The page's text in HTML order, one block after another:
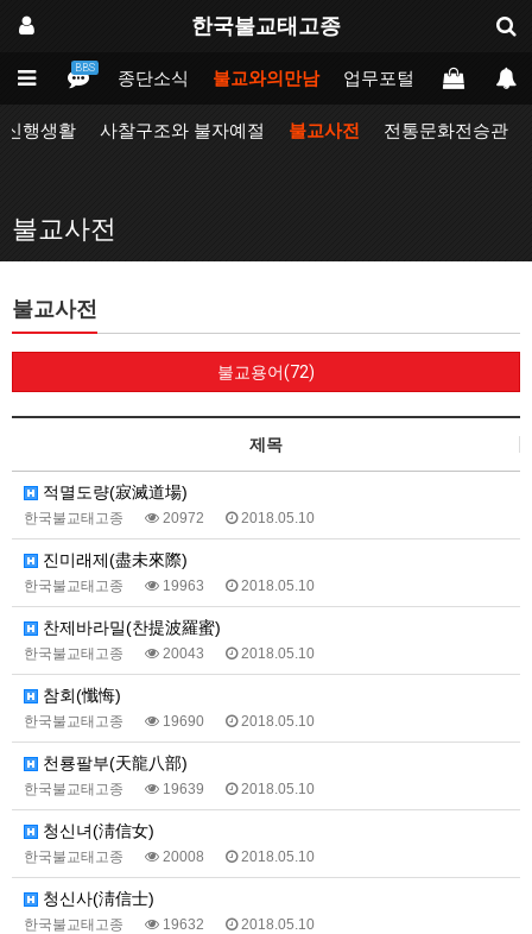
한국불교태고종
BBS
태고종 종단소식 불교와의만남 업무포털 동방불교대
신행생활 사찰구조와 불자예절 불교사전 전통문화전승관
불교사전
불교사전
불교용어(72)
제목
적멸도량(寂滅道場)
한국불교태고종 20972 2018.05.10
진미래제(盡未來際)
한국불교태고종 19963 2018.05.10
찬제바라밀(찬提波羅蜜)
한국불교태고종 20043 2018.05.10
참회(懺悔)
한국불교태고종 19690 2018.05.10
천룡팔부(天龍八部)
한국불교태고종 19639 2018.05.10
청신녀(淸信女)
한국불교태고종 20008 2018.05.10
청신사(淸信士)
한국불교태고종 19632 2018.05.10